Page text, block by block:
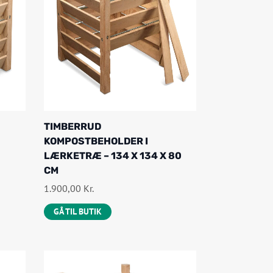
:
2
.
1
3
0
0
.
7
4
4
,
.
TIMBERRUD
KOMPOSTBEHOLDER I
LÆRKETRÆ – 134 X 134 X 80
CM
1.900,00 Kr.
GÅ TIL BUTIK